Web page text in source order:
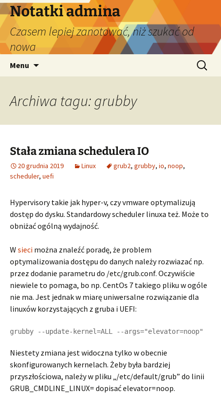
Przejdź
do
treści
Notatki admina
Czasem lepiej zanotować, niż szukać od
nowa
Menu Szukaj:
Archiwa tagu: grubby
Stała zmiana schedulera IO
20 grudnia 2019 Linux grub2, grubby, io, noop,
scheduler, uefi
Hypervisory takie jak hyper-v, czy vmware optymalizują
dostęp do dysku. Standardowy scheduler linuxa też. Może to
obniżać ogólną wydajność.
W sieci można znaleźć poradę, że problem
optymalizowania dostępu do danych należy rozwiazać np.
przez dodanie parametru do /etc/grub.conf. Oczywiście
niewiele to pomaga, bo np. CentOs 7 takiego pliku w ogóle
nie ma. Jest jednak w miarę uniwersalne rozwiązanie dla
linuxów korzystających z gruba i UEFI:
grubby --update-kernel=ALL --args="elevator=noop"
Niestety zmiana jest widoczna tylko w obecnie
skonfigurowanych kernelach. Żeby była bardziej
przyszłościowa, należy w pliku „/etc/default/grub” do linii
GRUB_CMDLINE_LINUX= dopisać elevator=noop.